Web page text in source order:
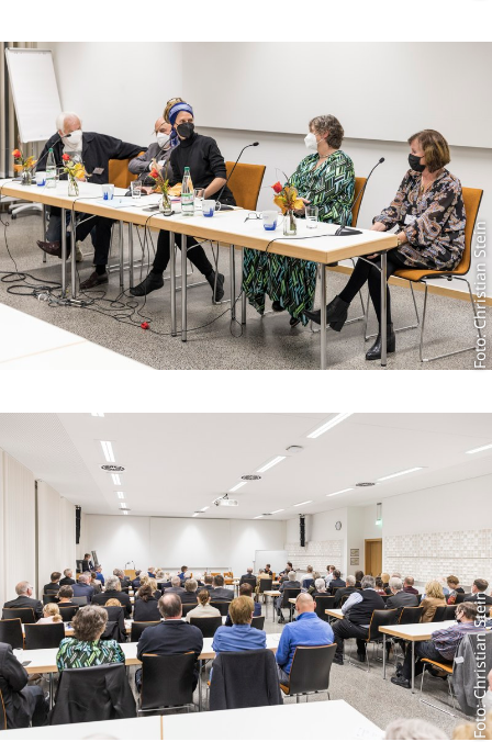
Foto: Christian Stein
Foto: Christian Stein